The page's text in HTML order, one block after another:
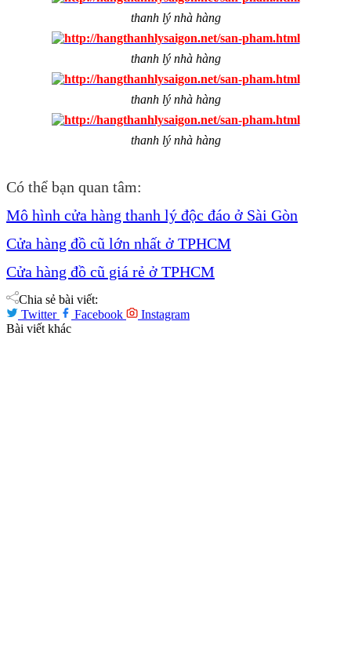
thanh lý nhà hàng
thanh lý nhà hàng
thanh lý nhà hàng
thanh lý nhà hàng
Có thể bạn quan tâm:
Mô hình cửa hàng thanh lý độc đáo ở Sài Gòn
Cửa hàng đồ cũ lớn nhất ở TPHCM
Cửa hàng đồ cũ giá rẻ ở TPHCM
Chia sẻ bài viết:
Twitter
Facebook
Instagram
Bài viết khác